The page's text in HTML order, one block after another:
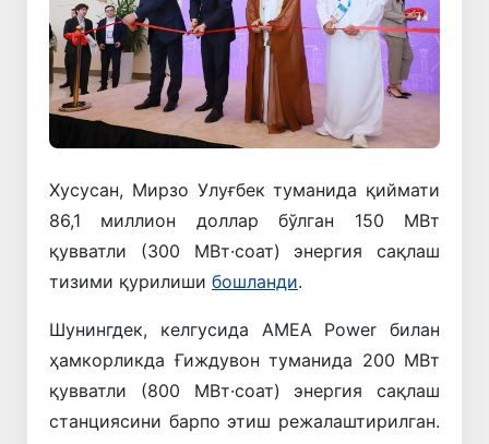
Хусусан, Мирзо Улуғбек туманида қиймати
86,1 миллион доллар бўлган 150 МВт
қувватли (300 МВт·соат) энергия сақлаш
тизими қурилиши бошланди.
Шунингдек, келгусида AMEA Power билан
ҳамкорликда Ғиждувон туманида 200 МВт
қувватли (800 МВт·соат) энергия сақлаш
станциясини барпо этиш режалаштирилган.